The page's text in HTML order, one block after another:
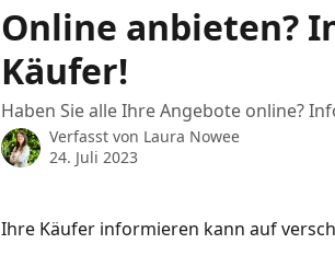
Online anbieten?
Käufer!
Haben Sie alle Ihre Angebote online?
Verfasst von Laura Nowee
24. Juli 2023
Ihre Käufer informieren kann auf